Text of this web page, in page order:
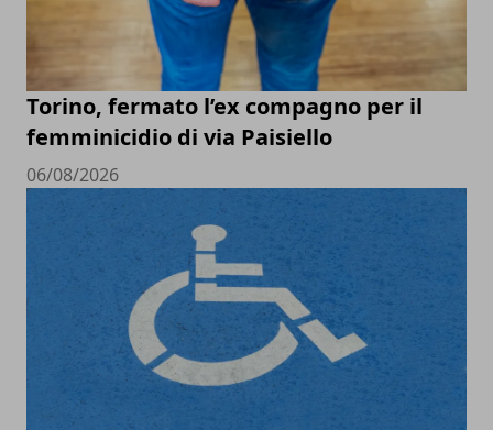
Torino, fermato l’ex compagno per il
femminicidio di via Paisiello
06/08/2026